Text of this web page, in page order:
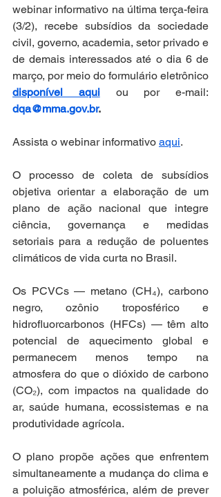
webinar informativo na última terça-feira
(3/2), recebe subsídios da sociedade
civil, governo, academia, setor privado e
de demais interessados até o dia 6 de
disponível aqui
dqa@mma.gov.br.
Assista o webinar informativo aqui.
O processo de coleta de subsídios
objetiva orientar a elaboração de um
plano de ação nacional que integre
ciência, governança e medidas
setoriais para a redução de poluentes
climáticos de vida curta no Brasil.
Os PCVCs — metano (CH₄), carbono
negro, ozônio troposférico e
hidrofluorcarbonos (HFCs) — têm alto
potencial de aquecimento global e
permanecem menos tempo na
atmosfera do que o dióxido de carbono
(CO₂), com impactos na qualidade do
ar, saúde humana, ecossistemas e na
produtividade agrícola.
O plano propõe ações que enfrentem
simultaneamente a mudança do clima e
a poluição atmosférica, além de prever